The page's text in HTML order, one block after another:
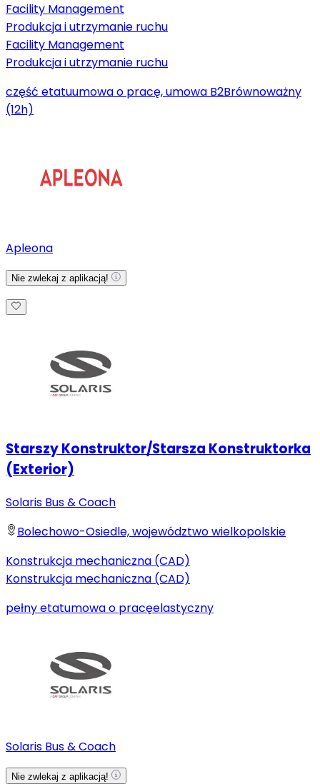
Facility Management
Produkcja i utrzymanie ruchu
Facility Management
Produkcja i utrzymanie ruchu
część etatuumowa o pracę, umowa B2Brównoważny
(12h)
Apleona
Nie zwlekaj z aplikacją!
Starszy Konstruktor/Starsza Konstruktorka
(Exterior)
Solaris Bus & Coach
Bolechowo-Osiedle, województwo wielkopolskie
Konstrukcja mechaniczna (CAD)
Konstrukcja mechaniczna (CAD)
pełny etatumowa o pracęelastyczny
Solaris Bus & Coach
Nie zwlekaj z aplikacją!